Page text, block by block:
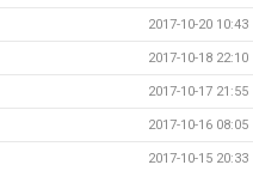
2017-10-20 10:43
2017-10-18 22:10
2017-10-17 21:55
2017-10-16 08:05
2017-10-15 20:33